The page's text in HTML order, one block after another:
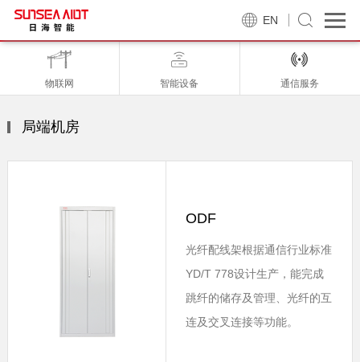
EN
物联网 智能设备 通信服务
局端机房
ODF
光纤配线架根据通信行业标准
YD/T 778设计生产，能完成
跳纤的储存及管理、光纤的互
连及交叉连接等功能。